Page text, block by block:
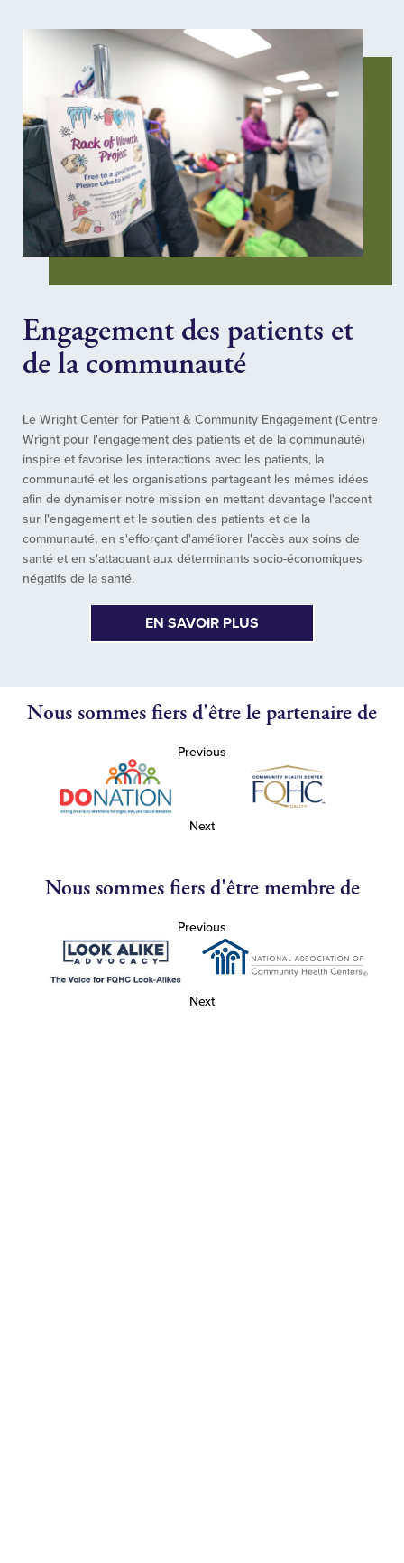
Engagement des patients et
de la communauté
Le Wright Center for Patient & Community Engagement (Centre
Wright pour l'engagement des patients et de la communauté)
inspire et favorise les interactions avec les patients, la
communauté et les organisations partageant les mêmes idées
afin de dynamiser notre mission en mettant davantage l'accent
sur l'engagement et le soutien des patients et de la
communauté, en s'efforçant d'améliorer l'accès aux soins de
santé et en s'attaquant aux déterminants socio-économiques
négatifs de la santé.
EN SAVOIR PLUS
Nous sommes fiers d'être le partenaire de
Previous
Next
Nous sommes fiers d'être membre de
Previous
Next